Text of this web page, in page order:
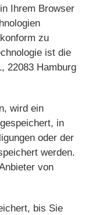
Ihrem Browser
zu
ist die
22083 Hamburg
wird ein
in
oder der
werden.
von
bis Sie